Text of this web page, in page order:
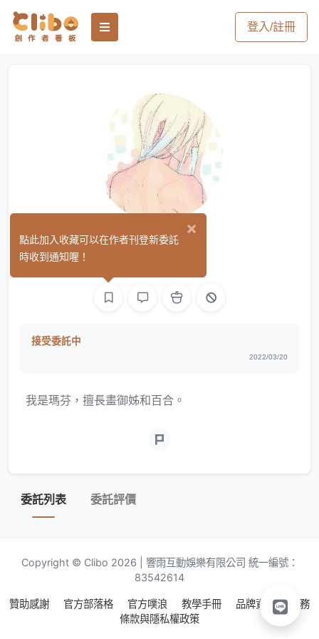
登入/註冊
muffin
接受委託中
2022/03/20
我是瑪芬，擅長畫御姊和百合。
委託列表 委託評價
Copyright © Clibo 2026 | 響雨互動娛樂有限公司 統一編號：
83542614
贊助感謝 官方部落格 官方噗浪 教學手冊 品牌資源
服務
條款與隱私權政策
×
點此加入收藏可以在作者刊登新委託
時收到通知喔！